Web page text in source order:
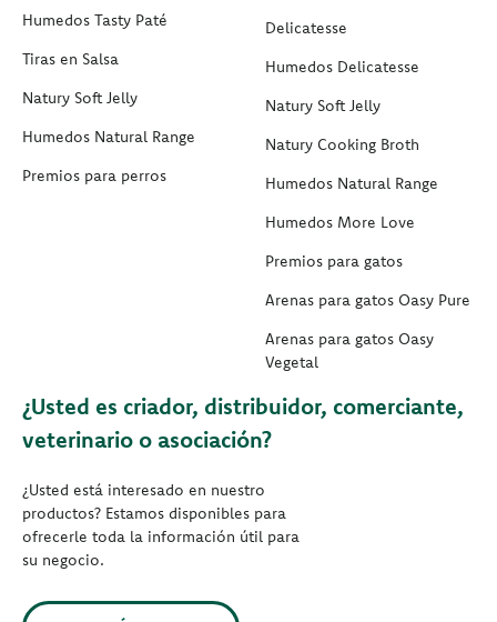
Humedos Tasty Paté
Tiras en Salsa
Natury Soft Jelly
Humedos Natural Range
Premios para perros
Delicatesse
Humedos Delicatesse
Natury Soft Jelly
Natury Cooking Broth
Humedos Natural Range
Humedos More Love
Premios para gatos
Arenas para gatos Oasy Pure
Arenas para gatos Oasy
Vegetal
¿Usted es criador, distribuidor, comerciante,
veterinario o asociación?
¿Usted está interesado en nuestro
productos? Estamos disponibles para
ofrecerle toda la información útil para
su negocio.